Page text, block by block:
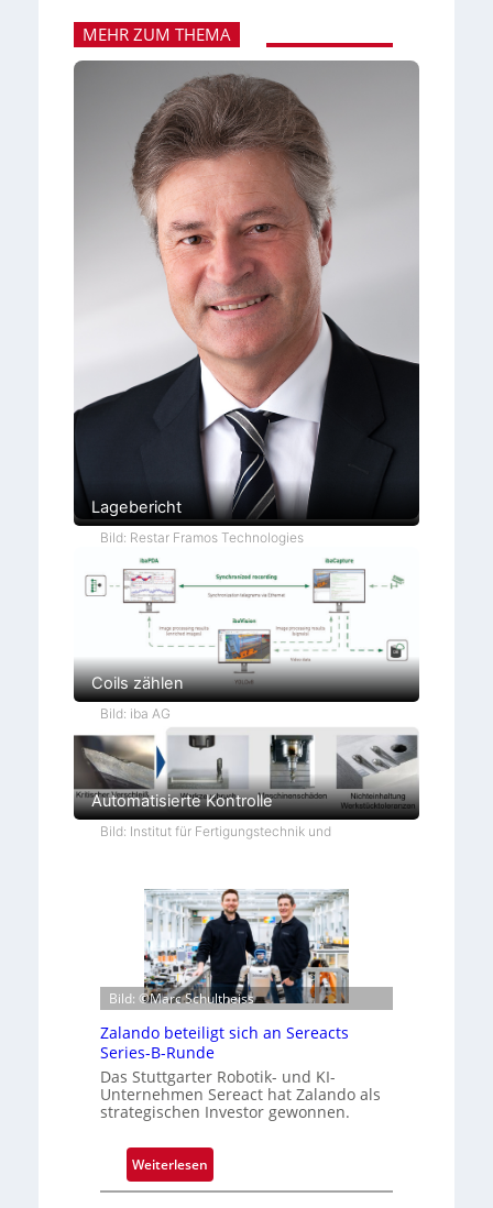
MEHR ZUM THEMA
Lagebericht
Bild: Restar Framos Technologies
Coils zählen
Bild: iba AG
Automatisierte Kontrolle
Bild: Institut für Fertigungstechnik und
Bild: ©Marc Schultheiss
Zalando beteiligt sich an Sereacts
Series-B-Runde
Das Stuttgarter Robotik- und KI-
Unternehmen Sereact hat Zalando als
strategischen Investor gewonnen.
Weiterlesen
Z